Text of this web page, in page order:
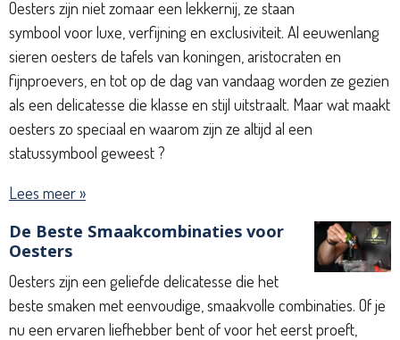
Oesters zijn niet zomaar een lekkernij, ze staan
symbool voor luxe, verfijning en exclusiviteit. Al eeuwenlang
sieren oesters de tafels van koningen, aristocraten en
fijnproevers, en tot op de dag van vandaag worden ze gezien
als een delicatesse die klasse en stijl uitstraalt. Maar wat maakt
oesters zo speciaal en waarom zijn ze altijd al een
statussymbool geweest ?
Lees meer »
De Beste Smaakcombinaties voor
Oesters
Oesters zijn een geliefde delicatesse die het
beste smaken met eenvoudige, smaakvolle combinaties. Of je
nu een ervaren liefhebber bent of voor het eerst proeft,